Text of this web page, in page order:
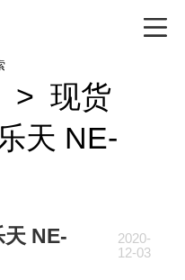
> 现货
天 NE-
NE-
2020-
12-03